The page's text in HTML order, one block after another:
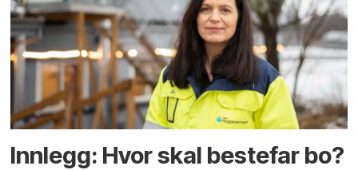
Innlegg: Hvor skal bestefar bo?